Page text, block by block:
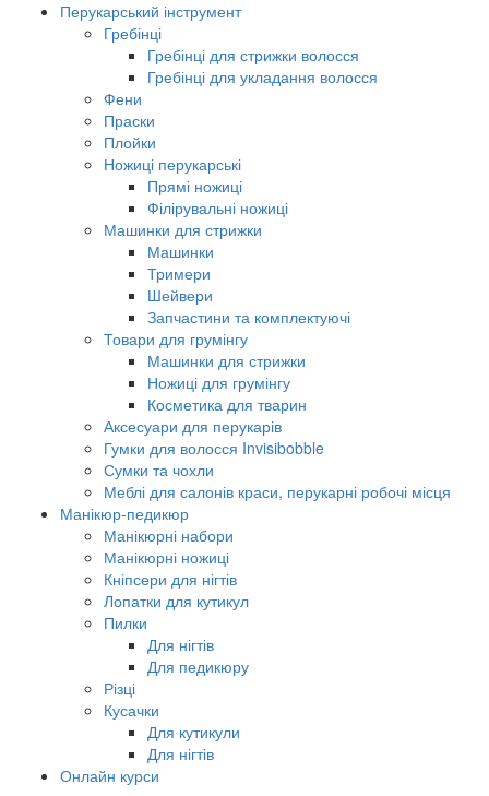
Перукарський інструмент
Гребінці
Гребінці для стрижки волосся
Гребінці для укладання волосся
Фени
Праски
Плойки
Ножиці перукарські
Прямі ножиці
Філірувальні ножиці
Машинки для стрижки
Машинки
Тримери
Шейвери
Запчастини та комплектуючі
Товари для грумінгу
Машинки для стрижки
Ножиці для грумінгу
Косметика для тварин
Аксесуари для перукарів
Гумки для волосся Invisibobble
Сумки та чохли
Меблі для салонів краси, перукарні робочі місця
Манікюр-педикюр
Манікюрні набори
Манікюрні ножиці
Кніпсери для нігтів
Лопатки для кутикул
Пилки
Для нігтів
Для педикюру
Різці
Кусачки
Для кутикули
Для нігтів
Онлайн курси